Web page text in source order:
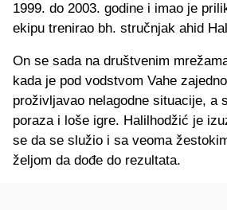
1999. do 2003. godine i imao je
ekipu trenirao bh. stručnjak ahid
On se sada na društvenim
kada je pod vodstvom Vahe
proživljavao nelagodne situacije, a
poraza i loše igre. Halilhodžić je
se da se služio i sa veoma
željom da dođe do rezultata.